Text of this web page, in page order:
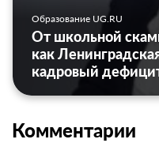
Образование UG.RU
От школьной
как
кадровый
Комментарии